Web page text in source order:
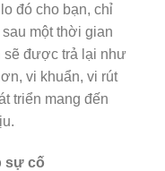
đó cho bạn, chỉ
sau một thời gian
sẽ được trả lại như
vi khuẩn, vi rút
triển mang đến
sự cố